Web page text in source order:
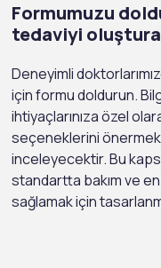
Formumuzu
tedaviyi
Deneyimli
için formu doldurun.
ihtiyaçlarınıza özel
seçeneklerini önermek
inceleyecektir. Bu
standartta bakım ve en
sağlamak için